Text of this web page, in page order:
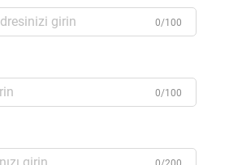
0/100
0/100